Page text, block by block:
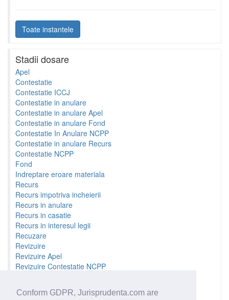
Conform GDPR, Jurisprudenta.com are
Toate instantele
Stadii dosare
Apel
Contestatie
Contestatie ICCJ
Contestatie in anulare
Contestatie in anulare Apel
Contestatie in anulare Fond
Contestatie In Anulare NCPP
Contestatie in anulare Recurs
Contestatie NCPP
Fond
Indreptare eroare materiala
Recurs
Recurs impotriva incheierii
Recurs in anulare
Recurs in casatie
Recurs in interesul legii
Recuzare
Revizuire
Revizuire Apel
Revizuire Contestatie NCPP
Sesizare prealabila